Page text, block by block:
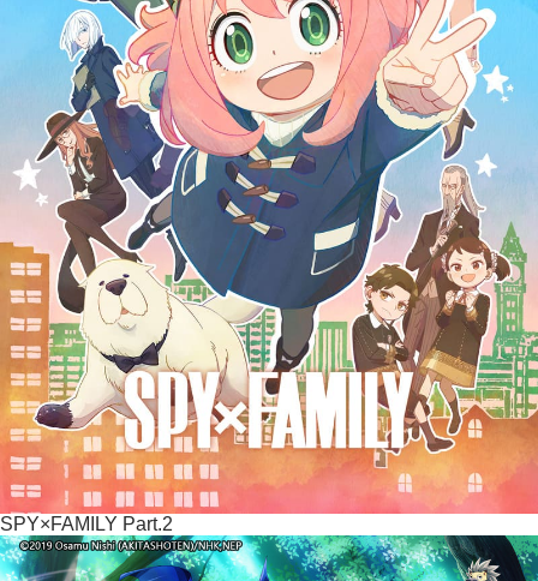
SPY×FAMILY Part.2